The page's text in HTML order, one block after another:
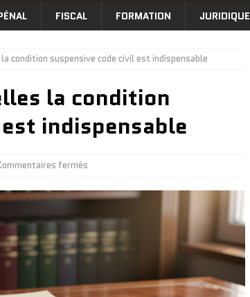
FISCAL FORMATION JURIDIQUE
condition suspensive code civil est indispensable
la condition
indispensable
fermés